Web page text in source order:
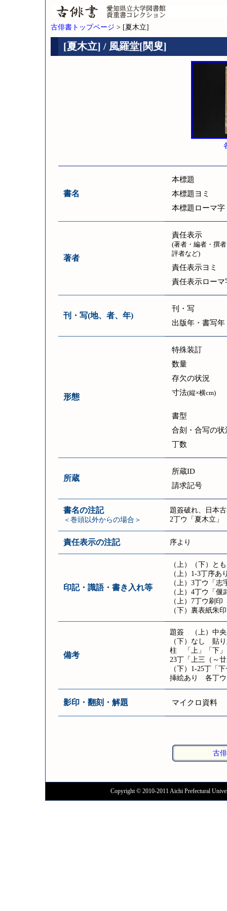
古俳書トップページ > [夏木立]
[夏木立] / 風羅堂[関叟]
書名
本標題
本標題ヨミ
本標題ローマ字
著者
責任表示
(著者・編者・撰
評者など)
責任表示ヨミ
責任表示ローマ
刊・写(地、者、年)
刊・写
出版年・書写年
形態
特殊装訂
数量
存欠の状況
寸法(縦×横cm)
書型
合刻・合写の状
丁数
所蔵
所蔵ID
請求記号
書名の注記
＜巻頭以外からの場合＞
題簽破れ、日本
2丁ウ「夏木立」
責任表示の注記 序より
印記・識語・書き入れ等
（上）（下）と
（上）1-3丁序あ
（上）3丁ウ「志
（上）4丁ウ「偃
（上）7丁ウ刷印
（下）裏表紙朱
備考
題簽 （上）中
（下）なし 貼
柱 「上」「下」
23丁「上三（～
（下）1-25丁「
挿絵あり 各丁ウ
影印・翻刻・解題 マイクロ資料
古
Copyright © 2010-2011 Aichi Prefectural